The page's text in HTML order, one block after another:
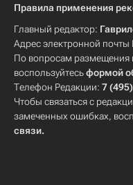
Правила применения
Главный редактор:
Адрес электронной почты
По вопросам размещения
воспользуйтесьформой
Телефон Редакции: 7
Чтобы связаться с
замеченных ошибках,
связи.